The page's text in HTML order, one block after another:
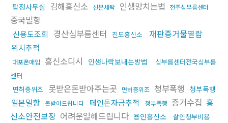
탐정사무실 김해흥신소 신분세탁 인생망치는법 전주심부름센터
중국밀항
신용도조회 경산심부름센터 진도흥신소 재판증거물열람
위치추적
대포폰매입 흥신소디시 인생나락보내는방법
심부름센터전국심부름
센터
면허증위조
못받은돈받아주는곳 면허증위조 청부폭행 청부폭행
일본밀항 돈받아드립니다 떼인돈자금추적 청부폭행 증거수집 흥
신소안전보장 어려운일해드립니다 용인흥신소 살인청부비용